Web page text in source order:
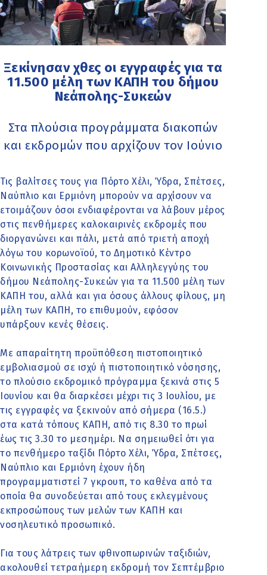
Ξεκίνησαν χθες οι εγγραφές για τα
11.500 μέλη των ΚΑΠΗ του δήμου
Νεάπολης-Συκεών
Στα πλούσια προγράμματα διακοπών
και εκδρομών που αρχίζουν τον Ιούνιο
Τις βαλίτσες τους για Πόρτο Χέλι, Ύδρα, Σπέτσες,
Ναύπλιο και Ερμιόνη μπορούν να αρχίσουν να
ετοιμάζουν όσοι ενδιαφέρονται να λάβουν μέρος
στις πενθήμερες καλοκαιρινές εκδρομές που
διοργανώνει και πάλι, μετά από τριετή αποχή
λόγω του κορωνοϊού, το Δημοτικό Κέντρο
Κοινωνικής Προστασίας και Αλληλεγγύης του
δήμου Νεάπολης-Συκεών για τα 11.500 μέλη των
ΚΑΠΗ του, αλλά και για όσους άλλους φίλους, μη
μέλη των ΚΑΠΗ, το επιθυμούν, εφόσον
υπάρξουν κενές θέσεις.
Με απαραίτητη προϋπόθεση πιστοποιητικό
εμβολιασμού σε ισχύ ή πιστοποιητικό νόσησης,
το πλούσιο εκδρομικό πρόγραμμα ξεκινά στις 5
Ιουνίου και θα διαρκέσει μέχρι τις 3 Ιουλίου, με
τις εγγραφές να ξεκινούν από σήμερα (16.5.)
στα κατά τόπους ΚΑΠΗ, από τις 8.30 το πρωί
έως τις 3.30 το μεσημέρι. Να σημειωθεί ότι για
το πενθήμερο ταξίδι Πόρτο Χέλι, Ύδρα, Σπέτσες,
Ναύπλιο και Ερμιόνη έχουν ήδη
προγραμματιστεί 7 γκρουπ, το καθένα από τα
οποία θα συνοδεύεται από τους εκλεγμένους
εκπροσώπους των μελών των ΚΑΠΗ και
νοσηλευτικό προσωπικό.
Για τους λάτρεις των φθινοπωρινών ταξιδιών,
ακολουθεί τετραήμερη εκδρομή τον Σεπτέμβριο